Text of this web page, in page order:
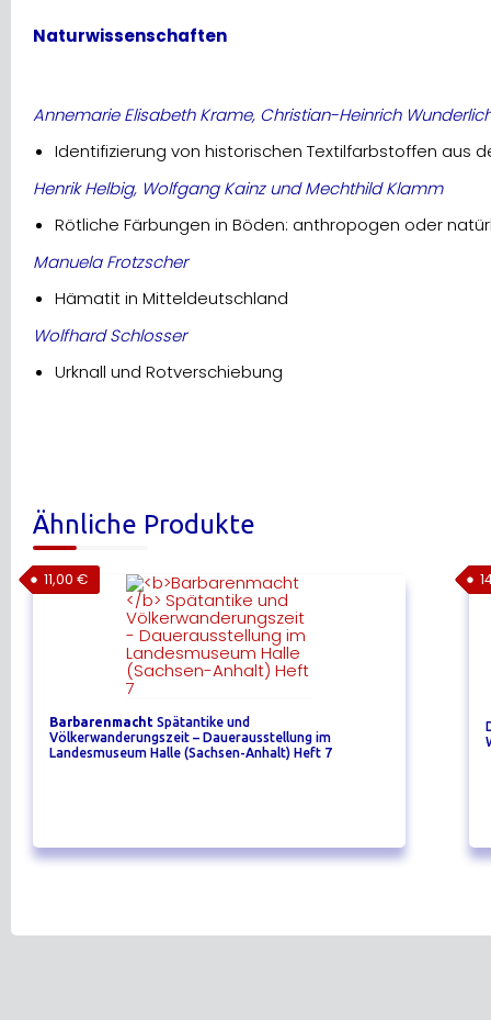
Naturwissenschaften
Annemarie Elisabeth Krame, Christian-Heinrich
Identifizierung von historischen Textilfarbstoffen aus
Henrik Helbig, Wolfgang Kainz und Mechthild Klamm
Rötliche Färbungen in Böden: anthropogen oder
Manuela Frotzscher
Hämatit in Mitteldeutschland
Wolfhard Schlosser
Urknall und Rotverschiebung
Ähnliche Produkte
Barbarenmacht Spätantike und
Völkerwanderungszeit – Dauerausstellung im
Landesmuseum Halle (Sachsen-Anhalt) Heft 7
11,00 €